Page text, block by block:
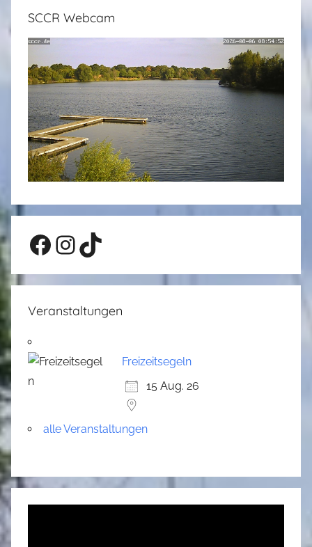
SCCR Webcam
Facebook
Instagram
TikTok
Veranstaltungen
Freizeitsegeln
15 Aug. 26
alle Veranstaltungen